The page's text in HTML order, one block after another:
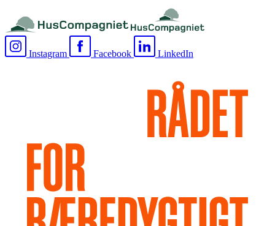
Instagram Facebook LinkedIn